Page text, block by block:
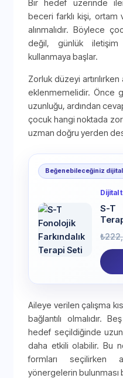
Bir hedef üzerinde
beceri farklı kişi,
alınmalıdır. Böylece
değil, günlük
kullanmaya başlar.
Zorluk düzeyi
eklenmemelidir. Önce
uzunluğu, ardından
çocuk hangi noktada
uzman doğru yerden
Beğenebileceğiniz
Dijital
S-T
₺
Aileye verilen çalışma
bağlantılı olmalıdır.
hedef seçildiğinde uzun
daha etkili olabilir. Bu
formları seçilirken
yönergelerin bulunması